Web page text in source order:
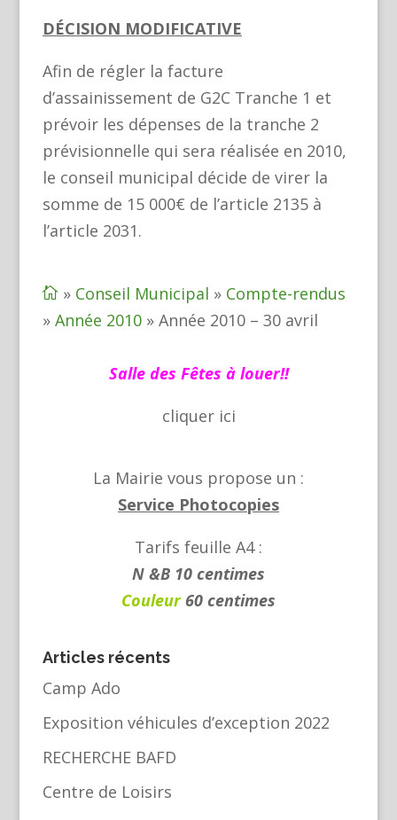
DÉCISION MODIFICATIVE
Afin de régler la facture
d’assainissement de G2C Tranche 1 et
prévoir les dépenses de la tranche 2
prévisionnelle qui sera réalisée en 2010,
le conseil municipal décide de virer la
somme de 15 000€ de l’article 2135 à
l’article 2031.
» Conseil Municipal » Compte-rendus
» Année 2010» Année 2010 – 30 avril
Salle des Fêtes à louer!!
cliquer ici
La Mairie vous propose un :
Service Photocopies
Tarifs feuille A4 :
N &B 10 centimes
Couleur60 centimes
Articles récents
Camp Ado
Exposition véhicules d’exception 2022
RECHERCHE BAFD
Centre de Loisirs